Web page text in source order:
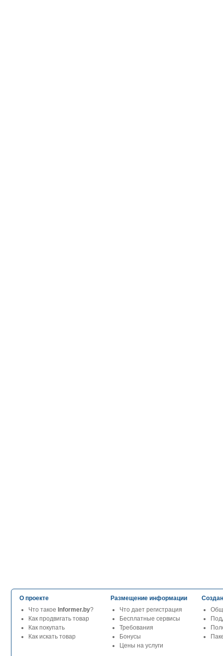
О проекте
Что такое Informer.by?
Как продвигать товар
Как покупать
Как искать товар
Размещение информации
Что дает регистрация
Бесплатные сервисы
Требования
Бонусы
Цены на услуги